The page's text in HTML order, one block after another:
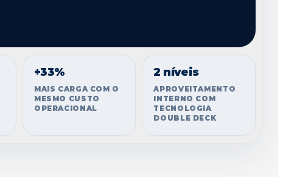
+33%
MAIS CARGA COM O
MESMO CUSTO
OPERACIONAL
2 níveis
APROVEITAMENTO
INTERNO COM
TECNOLOGIA
DOUBLE DECK